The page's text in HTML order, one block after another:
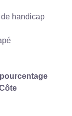
handicap